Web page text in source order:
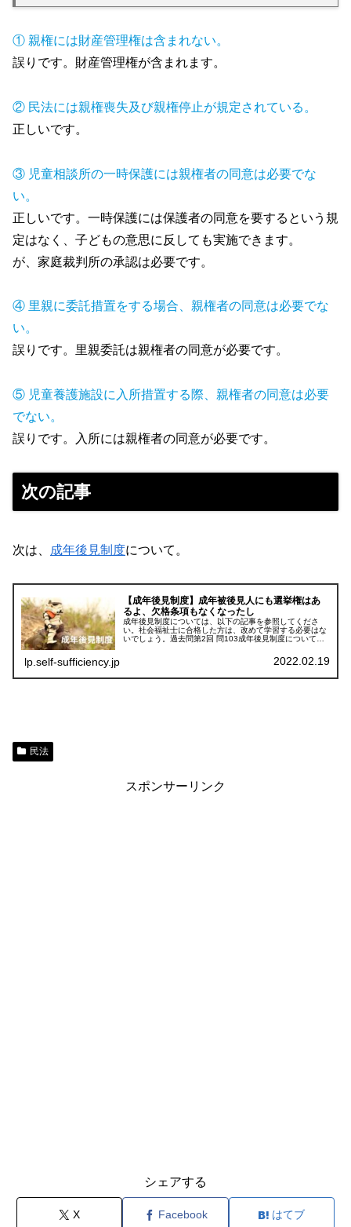
① 親権には財産管理権は含まれない。
誤りです。財産管理権が含まれます。
② 民法には親権喪失及び親権停止が規定されている。
正しいです。
③ 児童相談所の一時保護には親権者の同意は必要でな
い。
正しいです。一時保護には保護者の同意を要するという規
定はなく、子どもの意思に反しても実施できます。
が、家庭裁判所の承認は必要です。
④ 里親に委託措置をする場合、親権者の同意は必要でな
い。
誤りです。里親委託は親権者の同意が必要です。
⑤ 児童養護施設に入所措置する際、親権者の同意は必要
でない。
誤りです。入所には親権者の同意が必要です。
次の記事
次は、 成年後見制度について。
【成年後見制度】成年被後見人にも選挙権はあ
るよ、欠格条項もなくなったし
成年後見制度については、以下の記事を参照してくださ
い。社会福祉士に合格した方は、改めて学習する必要はな
いでしょう。過去問第2回 問103成年後見制度について、
lp.self-sufficiency.jp 2022.02.19
民法
スポンサーリンク
シェアする
X Facebook はてブ